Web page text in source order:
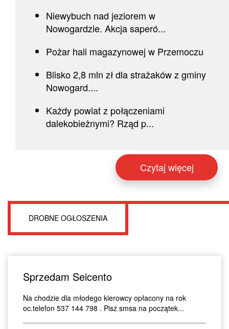
Niewybuch nad jeziorem w
Nowogardzie. Akcja saperó...
Pożar hali magazynowej w Przemoczu
Blisko 2,8 mln zł dla strażaków z gminy
Nowogard....
Każdy powiat z połączeniami
dalekobieżnymi? Rząd p...
Czytaj więcej
DROBNE OGŁOSZENIA
Sprzedam Seicento
Na chodzie dla młodego kierowcy opłacony na rok
oc.telefon 537 144 798 . Pisz smsa na początek...